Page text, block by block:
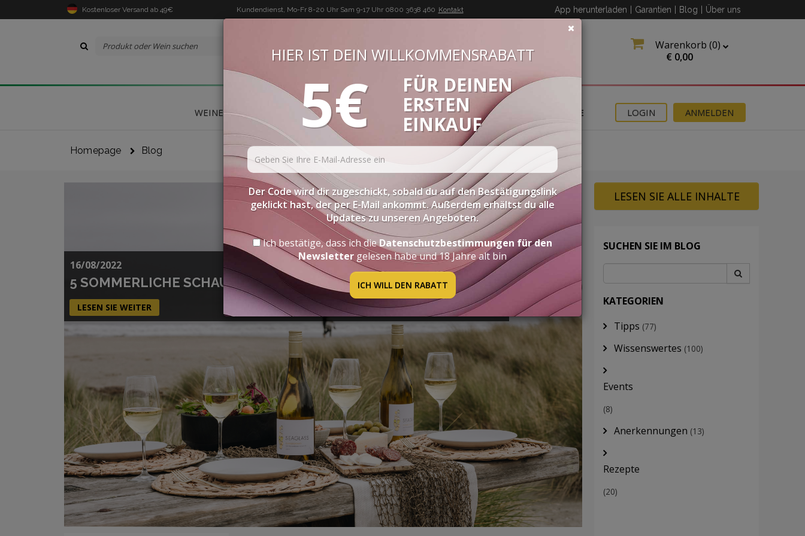
Kostenloser Versand ab 49€ Kundendienst, Mo-Fr 8-20 Uhr Sam 9-17 Uhr0800 3638 460 Kontakt App herunterladen Garantien Blog Über uns
Warenkorb (0)
€ 0,00
BUON VINO, BUONA VITA
WEINE DELIKATESSEN PROBIERPAKETE SPIRITOUSEN ZUBEHÖR ANGEBOTE ANMELDEN
LOGIN
Homepage Blog
16/08/2022
5 SOMMERLICHE SCHAUMWEINE FÜR EINEN SPRITZIGEN AUGUST
LESEN SIE WEITER
LESEN SIE ALLE INHALTE
SUCHEN SIE IM BLOG
KATEGORIEN
Tipps (77)
Wissenswertes (100)
Events
(8)
Anerkennungen (13)
Rezepte
(20)
HIER IST DEIN WILLKOMMENSRABATT
5€
FÜR DEINEN
ERSTEN
EINKAUF
Der Code wird dir zugeschickt, sobald du auf den Bestätigungslink
geklickt hast, der per E-Mail ankommt. Außerdem erhältst du alle
Updates zu unseren Angeboten.
Ich bestätige, dass ich dieDatenschutzbestimmungen für den
Newsletter gelesen habe und 18 Jahre alt bin
ICH WILL DEN RABATT